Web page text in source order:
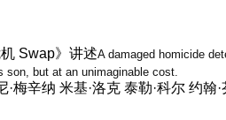
Swap》讲述A damaged homicide
but at an unimaginable cost.
梅辛纳 米基·洛克 泰勒·科尔 约翰